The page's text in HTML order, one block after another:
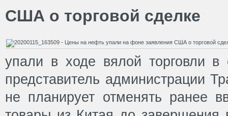
США о торговой сделке
упали в ходе вялой торговли в
представитель администрации
не планирует отменять ранее